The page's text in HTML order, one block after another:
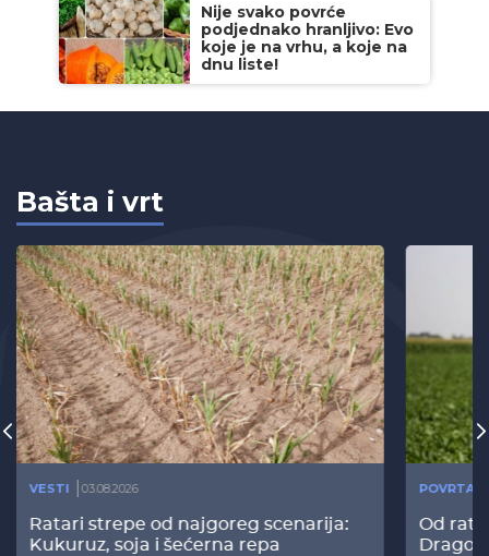
Nije svako povrće
podjednako hranljivo: Evo
koje je na vrhu, a koje na
dnu liste!
Bašta i vrt
VESTI 03.08.2026
Ratari strepe od najgoreg scenarija:
Kukuruz, soja i šećerna repa
Od